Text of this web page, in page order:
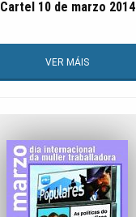
Cartel 10 de marzo 2014
VER MÁIS